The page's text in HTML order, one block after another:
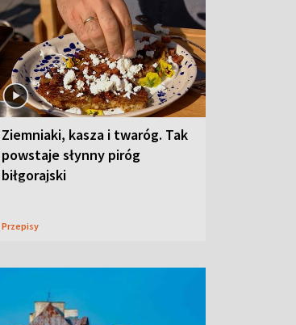
Ziemniaki, kasza i twaróg. Tak
powstaje słynny piróg
biłgorajski
Przepisy